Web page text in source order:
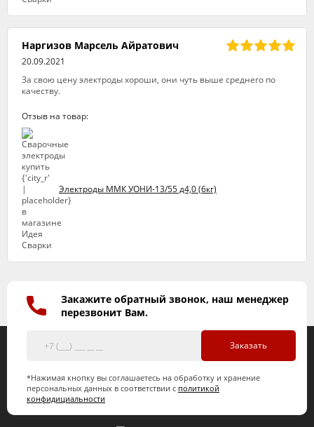
Наргизов Марсель Айратович
20.09.2021
За свою цену электроды хороши, они чуть выше среднего по
качеству.
Отзыв на товар:
Электроды ММК УОНИ-13/55 д4,0 (6кг)
Закажите обратный звонок, наш менеджер
перезвонит Вам.
Заказать
*Нажимая кнопку вы соглашаетесь на обработку и хранение
персональных данных в соответствии с политикой
конфидициальности